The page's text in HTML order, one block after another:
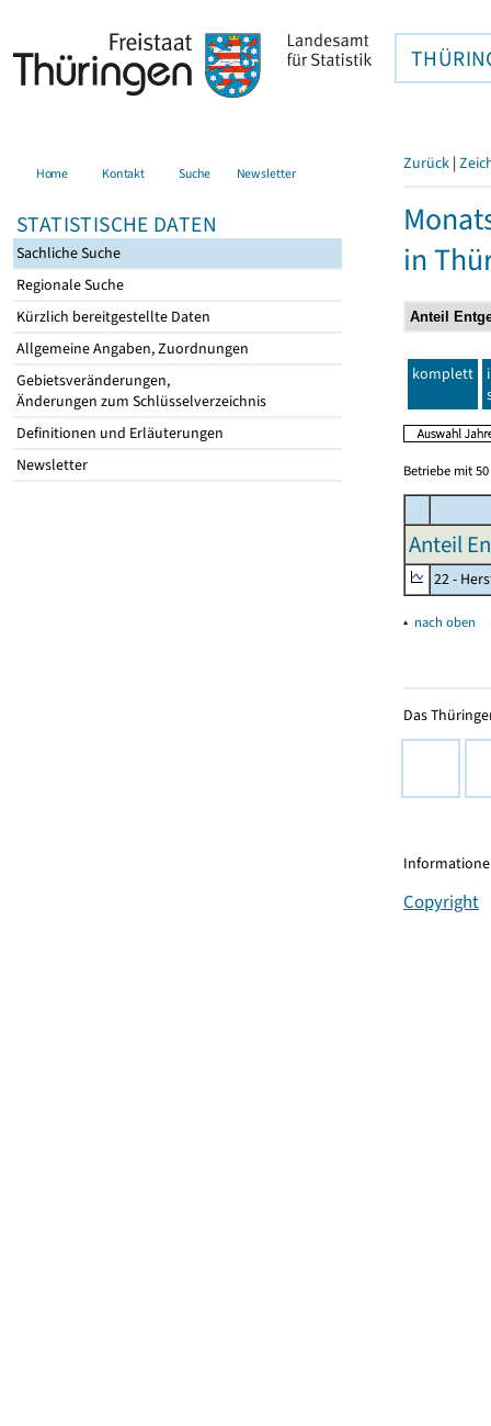
Home Kontakt Suche Newsletter
STATISTISCHE DATEN
Sachliche Suche
Regionale Suche
Kürzlich bereitgestellte Daten
Allgemeine Angaben, Zuordnungen
Gebietsveränderungen,
Änderungen zum Schlüsselverzeichnis
Definitionen und Erläuterungen
Newsletter
Zurück |
in
komplett
Betriebe mit
Anteil
22 -
▴ nach oben
Das
Copyright